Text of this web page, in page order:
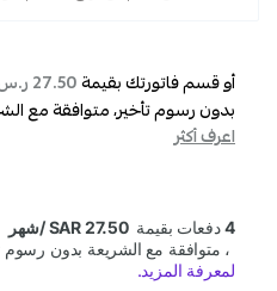
ألمينيوم
أو قسم فاتورتك بقيمة27.50 ر.س
بدون رسوم تأخير، متوافقة مع
اعرف أكثر